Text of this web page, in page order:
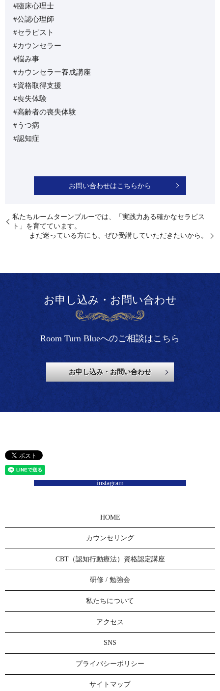
#臨床心理士
#公認心理師
#セラピスト
#カウンセラー
#悩み事
#カウンセラー養成講座
#資格取得支援
#喪失体験
#高齢者の喪失体験
#うつ病
#認知症
お問い合わせはこちらから
⁡私たちルームターンブルーでは、「実践力ある確かなセラピス
ト」を育てています。
⁡まだ迷っている方にも、ぜひ受講していただきたいから。
お申し込み・お問い合わせ
Room Turn Blueへのご相談はこちら
お申し込み・お問い合わせ
instagram
HOME
カウンセリング
CBT（認知行動療法）資格認定講座
研修 / 勉強会
私たちについて
アクセス
SNS
プライバシーポリシー
サイトマップ